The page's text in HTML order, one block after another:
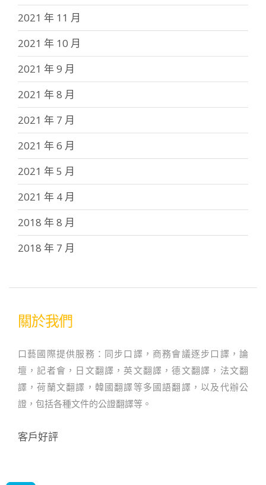
2021 年 11 月
2021 年 10 月
2021 年 9 月
2021 年 8 月
2021 年 7 月
2021 年 6 月
2021 年 5 月
2021 年 4 月
2018 年 8 月
2018 年 7 月
關於我們
口藝國際提供服務：同步口譯，商務會議逐步口譯，論
壇，記者會，日文翻譯，英文翻譯，德文翻譯，法文翻
譯，荷蘭文翻譯，韓國翻譯等多國語翻譯，以及代辦公
證，包括各種文件的公證翻譯等。
客戶好評